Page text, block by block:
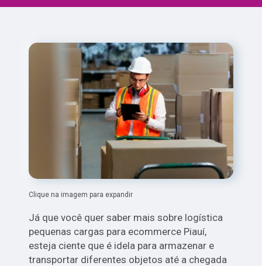
Clique na imagem para expandir
Já que você quer saber mais sobre logística
pequenas cargas para ecommerce Piauí,
esteja ciente que é idela para armazenar e
transportar diferentes objetos até a chegada